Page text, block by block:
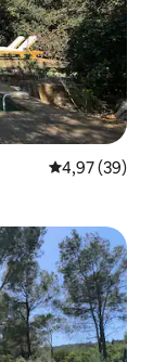
Évaluation
4,97 (39)